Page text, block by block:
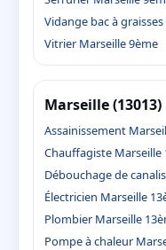
Vidange bac à
Vitrier Marseille 9ème
Marseille (13013)
Assainissement
Chauffagiste Marseille
Débouchage de
Électricien Marseille
Plombier Marseille
Pompe à chaleur